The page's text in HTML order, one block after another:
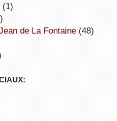
(1)
de La Fontaine(48)